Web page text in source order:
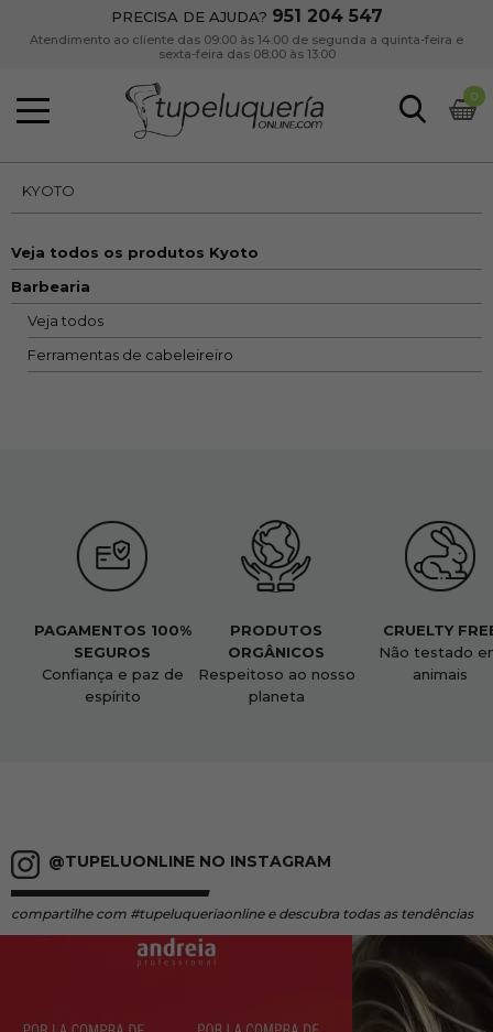
PRECISA DE AJUDA? 951 204 547
Atendimento ao cliente das 09:00 às 14:00 de segunda a quinta-feira e
sexta-feira das 08:00 às 13:00
0
KYOTO
Veja todos os produtos Kyoto
Barbearia
Veja todos
Ferramentas de cabeleireiro
PAGAMENTOS 100%
SEGUROS
Confiança e paz de
espírito
PRODUTOS
ORGÂNICOS
Respeitoso ao nosso
planeta
CRUELTY
Não testado
animais
@TUPELUONLINE NO INSTAGRAM
compartilhe com #tupeluqueriaonline e descubra todas as tendências